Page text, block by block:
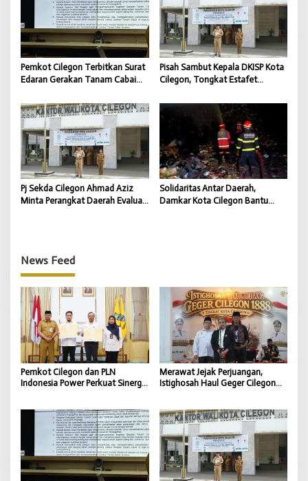
Pemkot Cilegon Terbitkan Surat
Edaran Gerakan Tanam Cabai
Pisah Sambut Kepala DKISP Kota
Cilegon, Tongkat Estafet
Dukung Program Pemkot
Cilegon
Pj Sekda Cilegon Ahmad Aziz
Minta Perangkat Daerah Evaluasi
Solidaritas Antar Daerah,
Damkar Kota Cilegon Bantu
News Feed
Pemkot Cilegon dan PLN
Indonesia Power Perkuat Sinergi
Merawat Jejak Perjuangan,
Istighosah Haul Geger Cilegon